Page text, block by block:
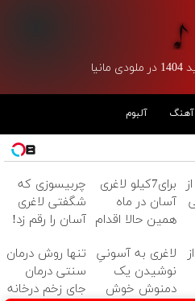
آلبوم
برای7کیلو لاغری
آسان در ماه
همین حالا اقدام
قیمت قدیم
چربیسوزی که
شگفتی لاغری
آسان را رقم زد!
لاغری به آسونیِ
نوشیدن یک
دمنوش خوش
تنها روش درمان
سنتی درمان
جای زخم درخانه